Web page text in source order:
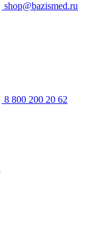
shop@bazismed.ru
8 800 200 20 62